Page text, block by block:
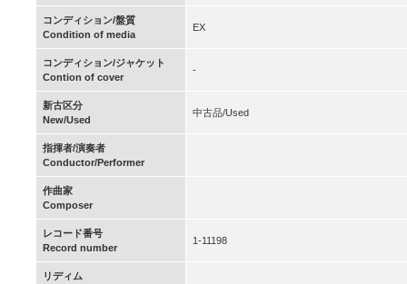
コンディション/盤質
Condition of media
EX
コンディション/ジャケット
Contion of cover
-
新古区分
New/Used
中古品/Used
指揮者/演奏者
Conductor/Performer
作曲家
Composer
レコード番号
Record number
1-11198
リディム